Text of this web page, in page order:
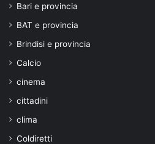
Bari e provincia
BAT e provincia
Brindisi e provincia
Calcio
cinema
cittadini
clima
Coldiretti